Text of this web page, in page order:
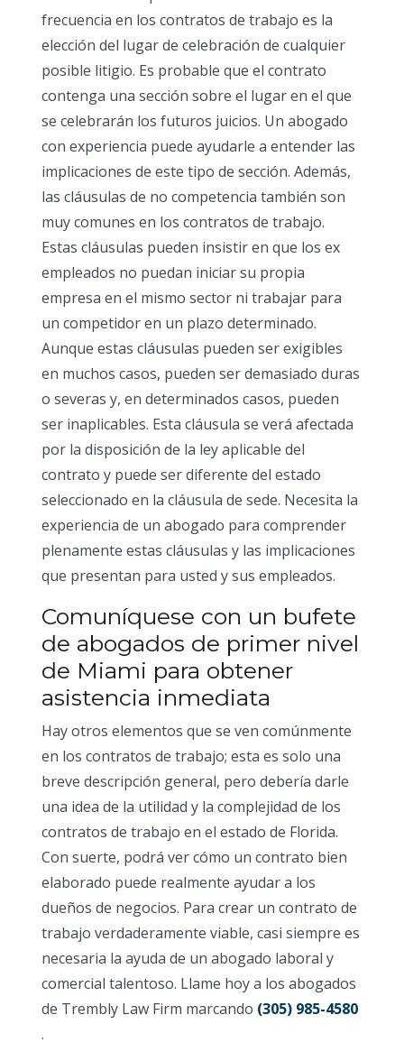
frecuencia en los contratos de trabajo es la
elección del lugar de celebración de cualquier
posible litigio. Es probable que el contrato
contenga una sección sobre el lugar en el que
se celebrarán los futuros juicios. Un abogado
con experiencia puede ayudarle a entender las
implicaciones de este tipo de sección. Además,
las cláusulas de no competencia también son
muy comunes en los contratos de trabajo.
Estas cláusulas pueden insistir en que los ex
empleados no puedan iniciar su propia
empresa en el mismo sector ni trabajar para
un competidor en un plazo determinado.
Aunque estas cláusulas pueden ser exigibles
en muchos casos, pueden ser demasiado duras
o severas y, en determinados casos, pueden
ser inaplicables. Esta cláusula se verá afectada
por la disposición de la ley aplicable del
contrato y puede ser diferente del estado
seleccionado en la cláusula de sede. Necesita la
experiencia de un abogado para comprender
plenamente estas cláusulas y las implicaciones
que presentan para usted y sus empleados.
Comuníquese con un bufete
de abogados de primer nivel
de Miami para obtener
asistencia inmediata
Hay otros elementos que se ven comúnmente
en los contratos de trabajo; esta es solo una
breve descripción general, pero debería darle
una idea de la utilidad y la complejidad de los
contratos de trabajo en el estado de Florida.
Con suerte, podrá ver cómo un contrato bien
elaborado puede realmente ayudar a los
dueños de negocios. Para crear un contrato de
trabajo verdaderamente viable, casi siempre es
necesaria la ayuda de un abogado laboral y
comercial talentoso. Llame hoy a los abogados
de Trembly Law Firm marcando (305) 985-4580
.